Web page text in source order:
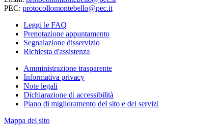
PEC: protocollomontebello@pec.it
Leggi le FAQ
Prenotazione appuntamento
Segnalazione disservizio
Richiesta d'assistenza
Amministrazione trasparente
Informativa privacy
Note legali
Dichiarazione di accessibilità
Piano di miglioramento del sito e dei servizi
Mappa del sito